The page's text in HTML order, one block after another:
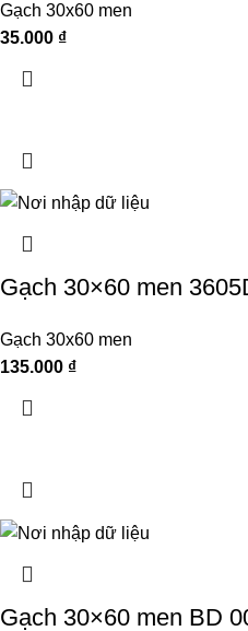
Gạch 30x60 men
35.000 ₫
Gạch 30×60 men
Gạch 30x60 men
135.000 ₫
Gạch 30×60 men BD